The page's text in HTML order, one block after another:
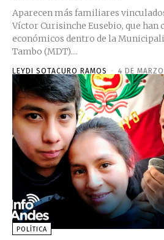
Aparecen más familiares
Víctor Curisinche Eusebio, que han
económicos dentro de la
Tambo (MDT)....
LEYDI SOTACURO RAMOS - 4 DE
POLÍTICA